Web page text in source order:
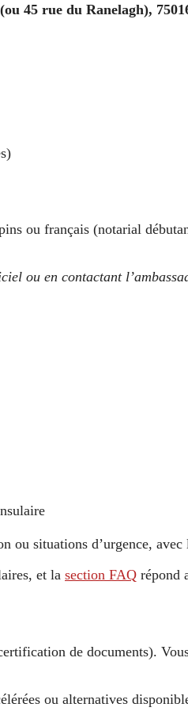
45 rue du Ranelagh),
ou français (notarial
ou en contactant
ou situations d’urgence,
et la section FAQ répond
de documents).
ou alternatives